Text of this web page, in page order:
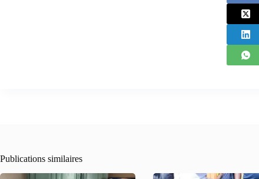
Publications similaires